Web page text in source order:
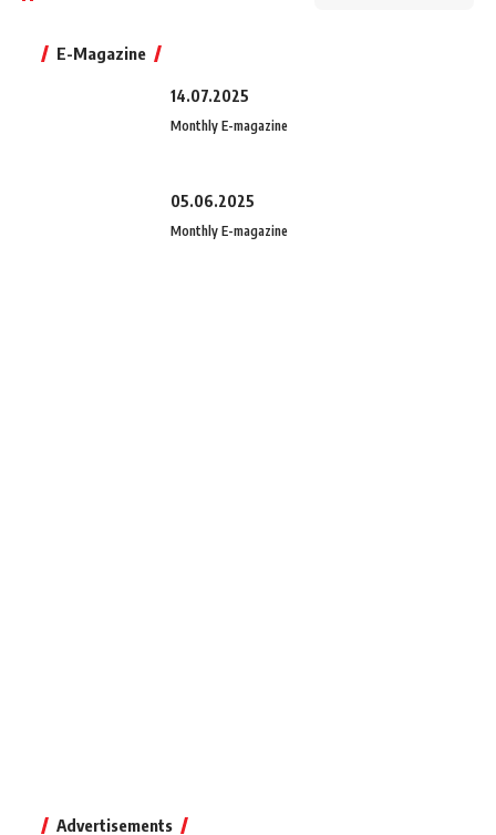
E-Magazine
14.07.2025
Monthly E-magazine
05.06.2025
Monthly E-magazine
Advertisements